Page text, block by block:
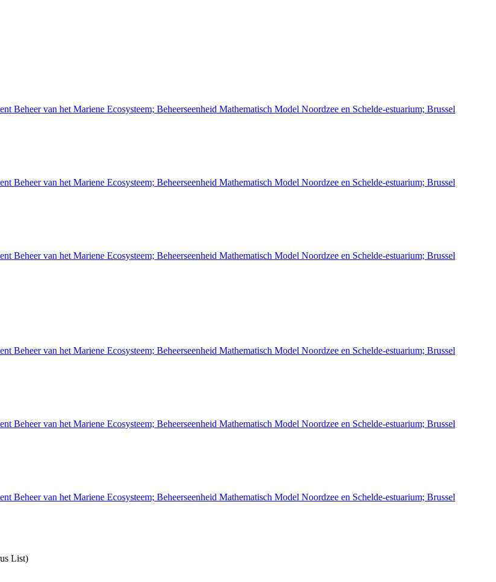
Beheer van het Mariene Ecosysteem; Beheerseenheid Mathematisch Model Noordzee en Schelde-estuarium; Brussel
Beheer van het Mariene Ecosysteem; Beheerseenheid Mathematisch Model Noordzee en Schelde-estuarium; Brussel
Beheer van het Mariene Ecosysteem; Beheerseenheid Mathematisch Model Noordzee en Schelde-estuarium; Brussel
Beheer van het Mariene Ecosysteem; Beheerseenheid Mathematisch Model Noordzee en Schelde-estuarium; Brussel
Beheer van het Mariene Ecosysteem; Beheerseenheid Mathematisch Model Noordzee en Schelde-estuarium; Brussel
Beheer van het Mariene Ecosysteem; Beheerseenheid Mathematisch Model Noordzee en Schelde-estuarium; Brussel
List)